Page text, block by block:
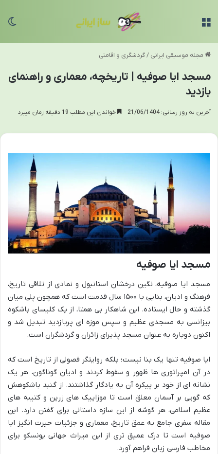
مجله موسیقی ایرانی /گردشگری و اقامتی
مسجد ایا صوفیه | تاریخچه، معماری و راهنمای
بازدید
آخرین به روز رسانی: 21/06/1404 خواندن این مطلب 19 دقیقه زمان میبرد
مسجد ایا صوفیه
مسجد ایا صوفیه، نگین درخشان استانبول و نمادی از تلاقی تاریخ،
فرهنگ و ادیان، بنایی با ۱۵۰۰ سال قدمت است که همچون پلی میان
گذشته و حال ایستاده. این شاهکار بی همتا، از یک کلیسای باشکوه
بیزانسی به مسجدی عظیم و سپس موزه ای پربازدید تبدیل شد و
اکنون دوباره به عنوان مسجد پذیرای زائران و گردشگران است.
ایا صوفیه تنها یک بنا نیست؛ بلکه روایتگر فصولی از تاریخ است که
در آن امپراتوری ها ظهور و سقوط کردند و ادیان گوناگون، هر یک
نشانه ای از خود بر پیکره آن به یادگار گذاشتند. از گنبد باشکوهش
که گویی بر آسمان معلق است تا موزاییک های زرین و کتیبه های
عظیم اسلامی، هر گوشه از این سازه داستانی برای گفتن دارد. این
مقاله سفری جامع به عمق تاریخ، معماری و جزئیات حیرت انگیز ایا
صوفیه است تا درک عمیق تری از این میراث جهانی یونسکو برای
مخاطب فارسی زبان فراهم آورد.